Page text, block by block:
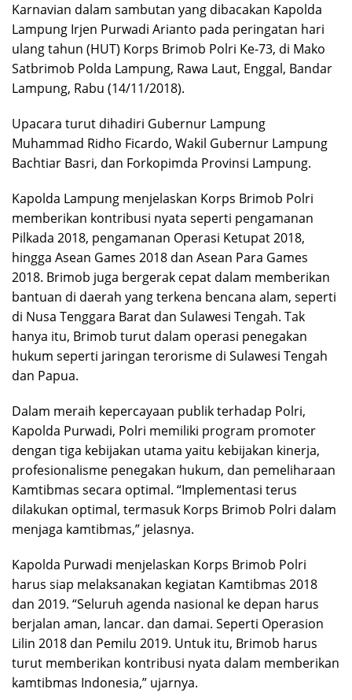
Karnavian dalam sambutan yang dibacakan Kapolda
Lampung Irjen Purwadi Arianto pada peringatan hari
ulang tahun (HUT) Korps Brimob Polri Ke-73, di Mako
Satbrimob Polda Lampung, Rawa Laut, Enggal, Bandar
Lampung, Rabu (14/11/2018).
Upacara turut dihadiri Gubernur Lampung
Muhammad Ridho Ficardo, Wakil Gubernur Lampung
Bachtiar Basri, dan Forkopimda Provinsi Lampung.
Kapolda Lampung menjelaskan Korps Brimob Polri
memberikan kontribusi nyata seperti pengamanan
Pilkada 2018, pengamanan Operasi Ketupat 2018,
hingga Asean Games 2018 dan Asean Para Games
2018. Brimob juga bergerak cepat dalam memberikan
bantuan di daerah yang terkena bencana alam, seperti
di Nusa Tenggara Barat dan Sulawesi Tengah. Tak
hanya itu, Brimob turut dalam operasi penegakan
hukum seperti jaringan terorisme di Sulawesi Tengah
dan Papua.
Dalam meraih kepercayaan publik terhadap Polri,
Kapolda Purwadi, Polri memiliki program promoter
dengan tiga kebijakan utama yaitu kebijakan kinerja,
profesionalisme penegakan hukum, dan pemeliharaan
Kamtibmas secara optimal. “Implementasi terus
dilakukan optimal, termasuk Korps Brimob Polri dalam
menjaga kamtibmas,” jelasnya.
Kapolda Purwadi menjelaskan Korps Brimob Polri
harus siap melaksanakan kegiatan Kamtibmas 2018
dan 2019. “Seluruh agenda nasional ke depan harus
berjalan aman, lancar. dan damai. Seperti Operasion
Lilin 2018 dan Pemilu 2019. Untuk itu, Brimob harus
turut memberikan kontribusi nyata dalam memberikan
kamtibmas Indonesia,” ujarnya.